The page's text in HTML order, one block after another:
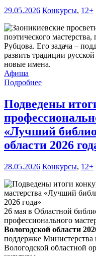
29.05.2026 Конкурсы, 12+
поэтического
Рубцова. Его задача –
развить традиции
новые имена.
Афиша
Подробнее
Подведены
«Лучший
области 2026
28.05.2026 Конкурсы, 12+
26 мая в Областной
профессионального
Вологодской области
поддержке Министерства
Вологодской областной